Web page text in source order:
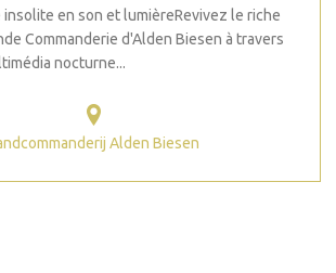
insolite en son et lumièreRevivez le riche
Commanderie d'Alden Biesen à travers
nocturne...
Alden Biesen